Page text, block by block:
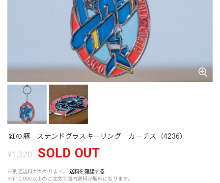
紅の豚 ステンドグラスキーリング カーチス（4236）
¥1,320 SOLD OUT
※別途送料がかかります。
送料を確認する
※¥10,000以上のご注文で国内送料が無料になります。